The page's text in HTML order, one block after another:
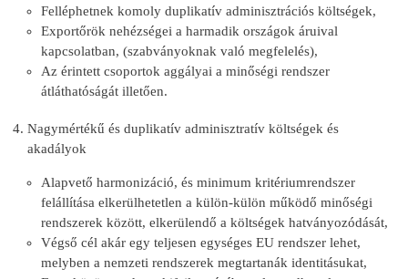
Felléphetnek komoly duplikatív adminisztrációs költségek,
Exportőrök nehézségei a harmadik országok áruival
kapcsolatban, (szabványoknak való megfelelés),
Az érintett csoportok aggályai a minőségi rendszer
átláthatóságát illetően.
Nagymértékű és duplikatív adminisztratív költségek és
akadályok
Alapvető harmonizáció, és minimum kritériumrendszer
felállítása elkerülhetetlen a külön-külön működő minőségi
rendszerek között, elkerülendő a költségek hatványozódását,
Végső cél akár egy teljesen egységes EU rendszer lehet,
melyben a nemzeti rendszerek megtartanák identitásukat,